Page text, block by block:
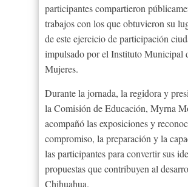
participantes compartieron
trabajos con los que obtuvieron su
de este ejercicio de participación
impulsado por el Instituto Municipal
Mujeres.
Durante la jornada, la regidora y
la Comisión de Educación, Myrna
acompañó las exposiciones y
compromiso, la preparación y la
las participantes para convertir sus
propuestas que contribuyen al
Chihuahua.